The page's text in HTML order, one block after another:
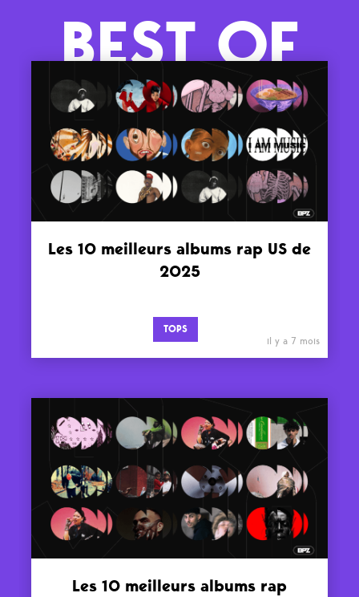
BEST OF
Les 10 meilleurs albums rap US de
2025
TOPS
il y a 7 mois
Les 10 meilleurs albums rap